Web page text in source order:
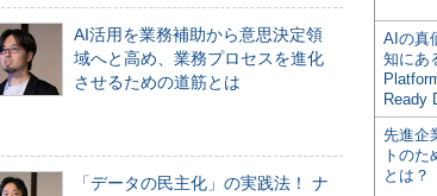
AI活用を業務補助から意思決定領
域へと高め、業務プロセスを進化
させるための道筋とは
「データの民主化」の実践法！ ナ
AIの真
知にあ
Ready
先進企
トのた
とは？